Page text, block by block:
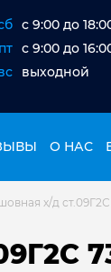
c 9:00 до
пт c 9:00 до
выходной
О НАС
х/д